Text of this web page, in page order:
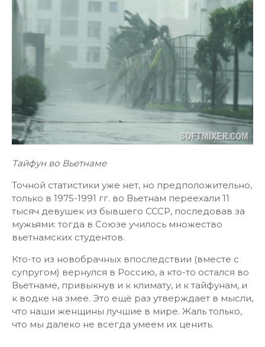
Тайфун во Вьетнаме
Точной статистики уже нет, но предположительно,
только в 1975-1991 гг. во Вьетнам переехали 11
тысяч девушек из бывшего СССР, последовав за
мужьями: тогда в Союзе училось множество
вьетнамских студентов.
Кто-то из новобрачных впоследствии (вместе с
супругом) вернулся в Россию, а кто-то остался во
Вьетнаме, привыкнув и к климату, и к тайфунам, и
к водке на змее. Это ещё раз утверждает в мысли,
что наши женщины лучшие в мире. Жаль только,
что мы далеко не всегда умеем их ценить.